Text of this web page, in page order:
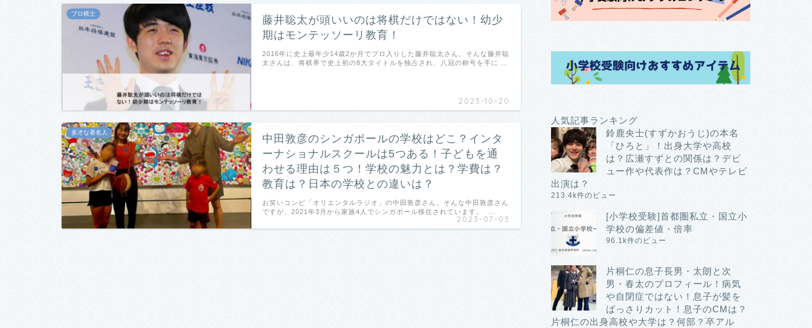
プロ棋士
藤井聡太が頭いいのは将棋だけではない！幼少
期はモンテッソーリ教育！
2023-10-20
2016年に史上最年少14歳2か月でプロ入りした藤井聡太さん。そんな藤井聡
太さんは、将棋界で史上初の8大タイトルを独占され、八冠の称号を手に …
多才な著名人
中田敦彦のシンガポールの学校はどこ？インタ
ーナショナルスクールは5つある！子どもを通
わせる理由は５つ！学校の魅力とは？学費は？
教育は？日本の学校との違いは？
2023-07-03
お笑いコンビ「オリエンタルラジオ」の中田敦彦さん。そんな中田敦彦さん
ですが、2021年3月から家族4人でシンガポール移住されています。 …
人気記事ランキング
鈴鹿央士(すずかおうじ)の本名
「ひろと」！出身大学や高校
は？広瀬すずとの関係は？デビ
ュー作や代表作は？CMやテレビ
出演は？
213.4k件のビュー
[小学校受験]首都圏私立・国立小
学校の偏差値・倍率
96.1k件のビュー
片桐仁の息子長男・太朗と次
男・春太のプロフィール！病気
や自閉症ではない！息子が髪を
ばっさりカット！息子のCMは？
片桐仁の出身高校や大学は？何部？卒アル